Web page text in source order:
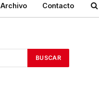
Archivo Contacto